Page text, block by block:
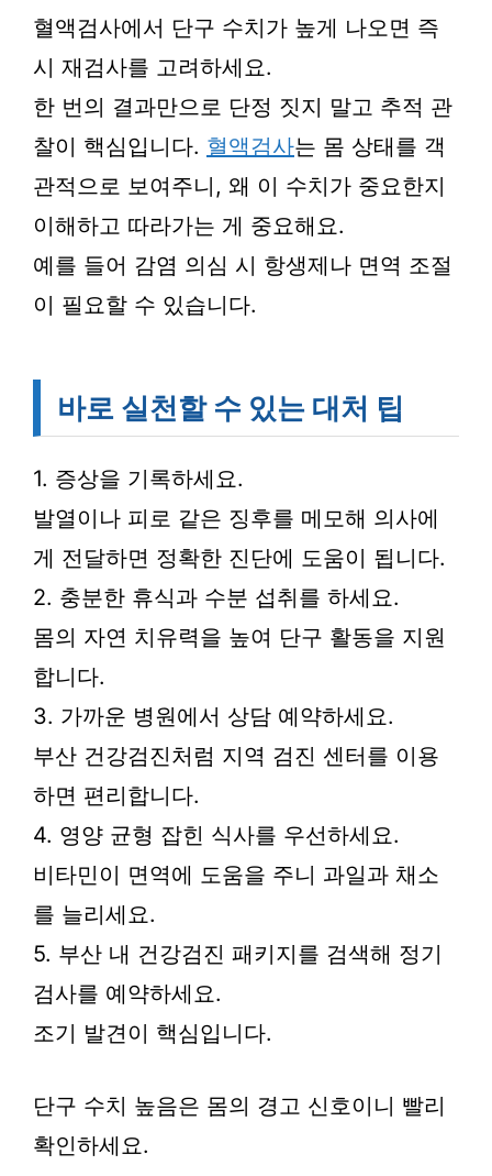
혈액검사에서 단구 수치가 높게 나오면 즉
시 재검사를 고려하세요.
한 번의 결과만으로 단정 짓지 말고 추적 관
찰이 핵심입니다. 혈액검사는 몸 상태를 객
관적으로 보여주니, 왜 이 수치가 중요한지
이해하고 따라가는 게 중요해요.
예를 들어 감염 의심 시 항생제나 면역 조절
이 필요할 수 있습니다.
바로 실천할 수 있는 대처 팁
1. 증상을 기록하세요.
발열이나 피로 같은 징후를 메모해 의사에
게 전달하면 정확한 진단에 도움이 됩니다.
2. 충분한 휴식과 수분 섭취를 하세요.
몸의 자연 치유력을 높여 단구 활동을 지원
합니다.
3. 가까운 병원에서 상담 예약하세요.
부산 건강검진처럼 지역 검진 센터를 이용
하면 편리합니다.
4. 영양 균형 잡힌 식사를 우선하세요.
비타민이 면역에 도움을 주니 과일과 채소
를 늘리세요.
5. 부산 내 건강검진 패키지를 검색해 정기
검사를 예약하세요.
조기 발견이 핵심입니다.
단구 수치 높음은 몸의 경고 신호이니 빨리
확인하세요.